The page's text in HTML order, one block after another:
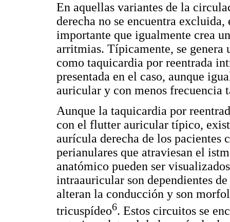
En aquellas variantes de la
derecha no se encuentra
importante que igualmente crea
arritmias. Típicamente, se genera
como taquicardia por reentrada
presentada en el caso, aunque
auricular y con menos frecuencia
Aunque la taquicardia por
con el flutter auricular típico,
aurícula derecha de los pacientes
perianulares que atraviesan el
anatómico pueden ser
intraauricular son dependientes
alteran la conducción y son
tricuspídeo6. Estos circuitos se